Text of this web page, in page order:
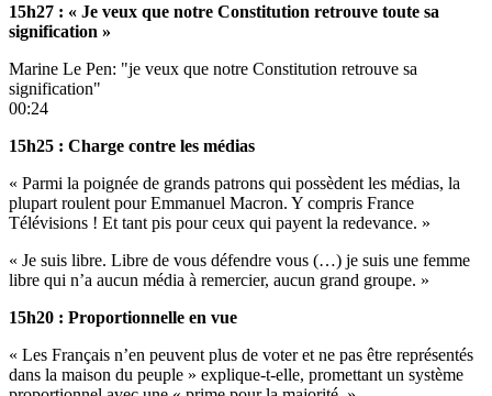
15h27 : « Je veux que notre Constitution retrouve toute sa
signification »
Marine Le Pen: "je veux que notre Constitution retrouve sa
signification"
00:24
15h25 : Charge contre les médias
« Parmi la poignée de grands patrons qui possèdent les médias, la
plupart roulent pour Emmanuel Macron. Y compris France
Télévisions ! Et tant pis pour ceux qui payent la redevance. »
« Je suis libre. Libre de vous défendre vous (…) je suis une femme
libre qui n’a aucun média à remercier, aucun grand groupe. »
15h20 : Proportionnelle en vue
« Les Français n’en peuvent plus de voter et ne pas être représentés
dans la maison du peuple » explique-t-elle, promettant un système